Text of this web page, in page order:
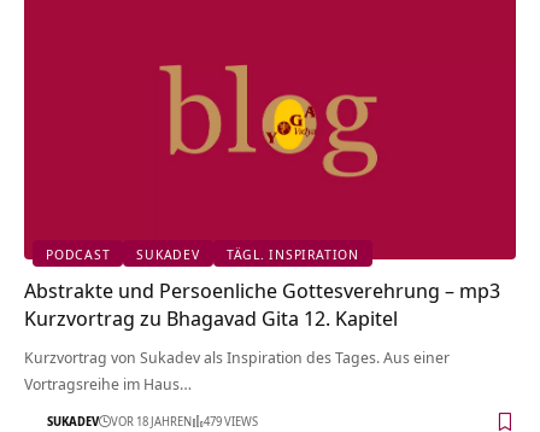
PODCAST SUKADEV TÄGL. INSPIRATION
Abstrakte und Persoenliche Gottesverehrung – mp3
Kurzvortrag zu Bhagavad Gita 12. Kapitel
Kurzvortrag von Sukadev als Inspiration des Tages. Aus einer
Vortragsreihe im Haus…
SUKADEV VOR 18 JAHREN 479 VIEWS